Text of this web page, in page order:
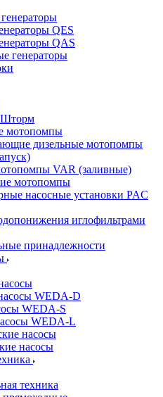
QES
QAS
генераторы
мотопомпы
дизельные мотопомпы
VAR (заливные)
мотопомпы
насосные установки PAC
иглофильтрами
принадлежности
WEDA-D
WEDA-S
WEDA-L
насосы
насосы
техника